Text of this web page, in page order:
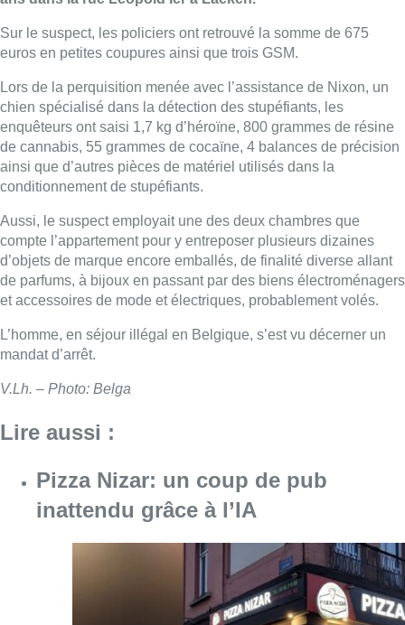
Sur le suspect, les policiers ont retrouvé la somme de 675
euros en petites coupures ainsi que trois GSM.
Lors de la perquisition menée avec l’assistance de Nixon, un
chien spécialisé dans la détection des stupéfiants, les
enquêteurs ont saisi 1,7 kg d’héroïne, 800 grammes de résine
de cannabis, 55 grammes de cocaïne, 4 balances de précision
ainsi que d’autres pièces de matériel utilisés dans la
conditionnement de stupéfiants.
Aussi, le suspect employait une des deux chambres que
compte l’appartement pour y entreposer plusieurs dizaines
d’objets de marque encore emballés, de finalité diverse allant
de parfums, à bijoux en passant par des biens électroménagers
et accessoires de mode et électriques, probablement volés.
L’homme, en séjour illégal en Belgique, s’est vu décerner un
mandat d’arrêt.
V.Lh. – Photo: Belga
Lire aussi :
Pizza Nizar: un coup de pub
inattendu grâce à l’IA